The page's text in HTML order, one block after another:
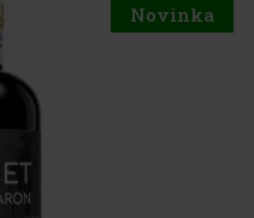
Novinka